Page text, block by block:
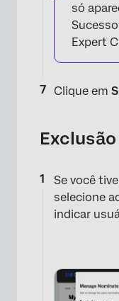
só
Expert
Clique em
Se você
selecione
indicar